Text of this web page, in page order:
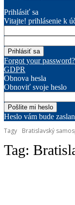
Prihlásiť sa
Vitajte! prihlásenie k
Forgot your
GDPR
Obnova hesla
Obnoviť svoje heslo
Heslo vám bude
Tagy
Bratislavský
Tag: